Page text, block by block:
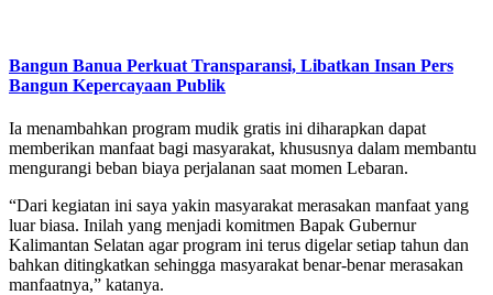
Bangun Banua Perkuat Transparansi, Libatkan Insan Pers
Bangun Kepercayaan Publik
Ia menambahkan program mudik gratis ini diharapkan dapat
memberikan manfaat bagi masyarakat, khususnya dalam membantu
mengurangi beban biaya perjalanan saat momen Lebaran.
“Dari kegiatan ini saya yakin masyarakat merasakan manfaat yang
luar biasa. Inilah yang menjadi komitmen Bapak Gubernur
Kalimantan Selatan agar program ini terus digelar setiap tahun dan
bahkan ditingkatkan sehingga masyarakat benar-benar merasakan
manfaatnya,” katanya.